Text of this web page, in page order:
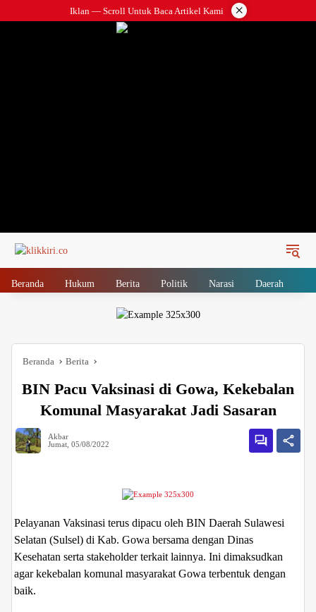
ke
Iklan — Scroll Untuk Baca Artikel Kami ×
Beranda Hukum Berita Politik Narasi Daerah
Beranda Berita
BIN Pacu Vaksinasi di Gowa, Kekebalan
Komunal Masyarakat Jadi Sasaran
Akbar
Jumat, 05/08/2022
Pelayanan Vaksinasi terus dipacu oleh BIN Daerah Sulawesi
Selatan (Sulsel) di Kab. Gowa bersama dengan Dinas
Kesehatan serta stakeholder terkait lainnya. Ini dimaksudkan
agar kekebalan komunal masyarakat Gowa terbentuk dengan
baik.